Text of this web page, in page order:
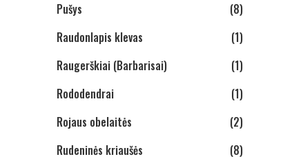
Pušys
(8)
Raudonlapis klevas
(1)
Raugerškiai (Barbarisai)
(1)
Rododendrai
(1)
Rojaus obelaitės
(2)
Rudeninės kriaušės
(8)